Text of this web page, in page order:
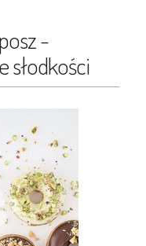
-
słodkości